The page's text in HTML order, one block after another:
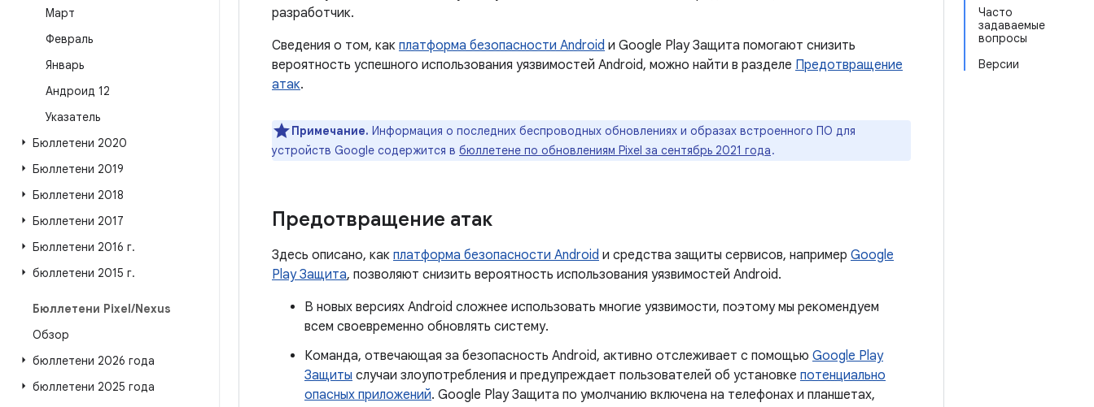
Март
Февраль
Январь
Андроид 12
Указатель
Бюллетени 2020
Бюллетени 2019
Бюллетени 2018
Бюллетени 2017
Бюллетени 2016 г.
бюллетени 2015 г.
Бюллетени Pixel/Nexus
Обзор
бюллетени 2026 года
бюллетени 2025 года
Часто
задаваемые
вопросы
Версии
разработчик.
Сведения о том, как платформа безопасности Android и Google Play Защита помогают снизить
вероятность успешного использования уязвимостей Android, можно найти в разделе Предотвращение
атак.
Примечание. Информация о последних беспроводных обновлениях и образах встроенного ПО для
устройств Google содержится в бюллетене по обновлениям Pixel за сентябрь 2021 года.
Предотвращение атак
Здесь описано, как платформа безопасности Android и средства защиты сервисов, например Google
Play Защита, позволяют снизить вероятность использования уязвимостей Android.
В новых версиях Android сложнее использовать многие уязвимости, поэтому мы рекомендуем
всем своевременно обновлять систему.
Команда, отвечающая за безопасность Android, активно отслеживает с помощью Google Play
Защиты случаи злоупотребления и предупреждает пользователей об установке потенциально
опасных приложений. Google Play Защита по умолчанию включена на телефонах и планшетах,